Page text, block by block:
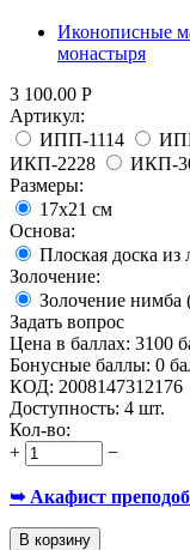
Иконописные
монастыря
3 100.00 Р
Артикул:
ИПП-1114
ИКП-2228
ИКП-
Размеры:
17х21 см
Основа:
Плоская доска
Золочение:
Золочение нимба
Задать вопрос
Цена в баллах: 3100
Бонусные баллы: 0
КОД: 2008147312176
Доступность: 4 шт.
Кол-во:
+
−
➥ Акафист
В корзину